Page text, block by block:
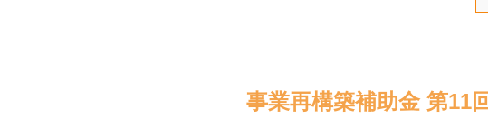
事業再構築補助金 第11